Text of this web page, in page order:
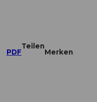
PDF
Teilen
Merken